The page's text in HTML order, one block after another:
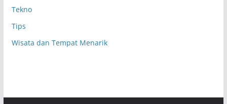
Tekno
Tips
Wisata dan Tempat Menarik